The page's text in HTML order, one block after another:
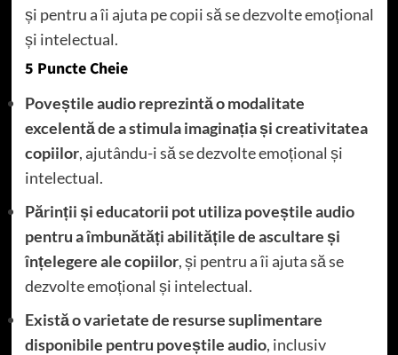
și pentru a îi ajuta pe copii să se dezvolte emoțional
și intelectual.
5 Puncte Cheie
Poveștile audio reprezintă o modalitate
excelentă de a stimula imaginația și creativitatea
copiilor, ajutându-i să se dezvolte emoțional și
intelectual.
Părinții și educatorii pot utiliza poveștile audio
pentru a îmbunătăți abilitățile de ascultare și
înțelegere ale copiilor, și pentru a îi ajuta să se
dezvolte emoțional și intelectual.
Există o varietate de resurse suplimentare
disponibile pentru poveștile audio, inclusiv